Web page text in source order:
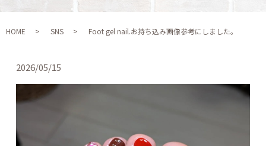
HOME SNS Foot gel nail.お持ち込み画像参考にしました。
2026/05/15